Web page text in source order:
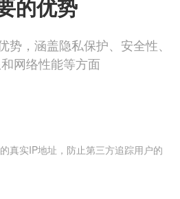
的优势
，涵盖隐私保护、安全性、
网络性能等方面
真实IP地址，防止第三方追踪用户的